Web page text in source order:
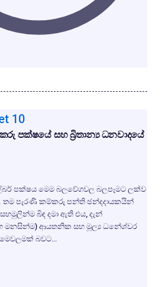
පක්ෂයේ සහ බ්‍රිතාන්‍ය ධනවාදයේ
පක්ෂය මෙම බලවේගවල බලපෑමට ලක්ව
පැරණි කම්කරු පන්ති ඡන්දදායකයින්
බිඳ දමා ඇති එය, දැන්
මනසින්ම) ආයතනික සහ මූල්‍ය ධනේශ්වර
මෙවලමක් බවට…